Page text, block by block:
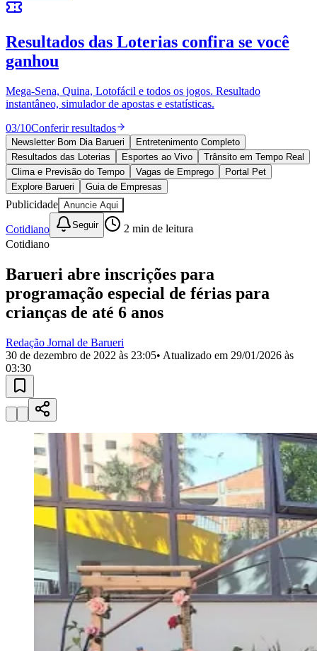
Anuncie no Portal
Cadastrar Empresa
Divulgar Vagas
Política
Esportes
Saúde
Segurança
Cultura
Meio Ambiente
Obras
Educação
Bairros de Barueri
AldeiaAldeia da Serra Aldeia de BarueriAlphavilleBairro
JubranBelvalBethavilleBoa
VistaCalifórniaCarapicuíba CentroChácaras Marco
MilitarItapeviJandiraJardim Audir
CalifórniaJardim dos AltosJardim dos CamargosJardim
Esperança
MutingaJardim Paraíso
LuísJardim São Pedro
TupãJardim Tupanci
CamargosParque Imperial Parque Santa LuziaParque VianaPirapora
do Bom Jesus
Recanto PhrynéaSantana de
Parnaíba
TamboréVale do Sol Vila Barros Vila Boa VistaVila
do CondeVila Engenho NovoVila MárciaVila Nossa Sra. da
Vila PortoVotupoca
Para Sua Empresa
Anuncie no Portal
Guia de Empresas
Novo
Publicidade Legal
Negócios Regionais
Turismo
Segurança Regional
Hospitais Estaduais
Parques & Represas
Resultados das Loterias confira se você
ganhou
Mega-Sena, Quina, Lotofácil e todos os jogos. Resultado
instantâneo, simulador de apostas e estatísticas.
03/10Conferir resultados
Newsletter Bom Dia Barueri
Entretenimento Completo
Resultados das Loterias
Esportes ao Vivo
Trânsito em Tempo Real
Clima e Previsão do Tempo
Vagas de Emprego
Portal Pet
Explore Barueri
Guia de Empresas
Publicidade Anuncie Aqui
Cotidiano Seguir 2 min de leitura
Cotidiano
Barueri abre inscrições para
programação especial de férias para
crianças de até 6 anos
Redação Jornal de Barueri
30 de dezembro de 2022 às 23:05• Atualizado em 29/01/2026 às
03:30